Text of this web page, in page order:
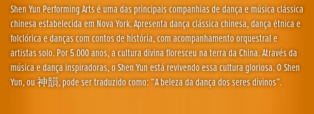
Shen Yun Performing Arts é uma das principais companhias de dança e música clássica
chinesa estabelecida em Nova York. Apresenta dança clássica chinesa, dança étnica e
folclórica e danças com contos de história, com acompanhamento orquestral e
artistas solo. Por 5.000 anos, a cultura divina floresceu na terra da China. Através da
música e dança inspiradoras, o Shen Yun está revivendo essa cultura gloriosa. O Shen
Yun, ou 神韻, pode ser traduzido como: “A beleza da dança dos seres divinos”.